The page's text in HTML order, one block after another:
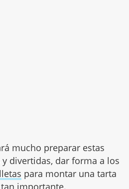
mucho preparar estas
divertidas, dar forma a los
para montar una tarta
importante.